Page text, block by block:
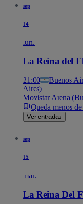
sep
14
lun.
La Reina del
21:00 Buenos
Aires)
Movistar Arena
Queda menos
Ver entradas
sep
15
mar.
La Reina Del